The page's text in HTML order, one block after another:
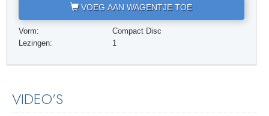
VOEG AAN WAGENTJE TOE
Vorm:
Compact Disc
Lezingen:
1
VIDEO’S